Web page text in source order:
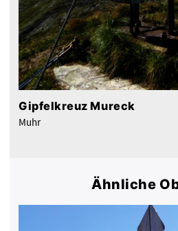
Gipfelkreuz Mureck
Muhr
Ähnliche